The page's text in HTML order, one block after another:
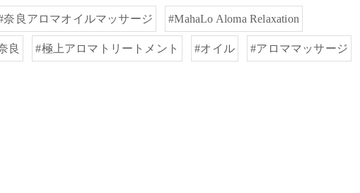
奈良アロマオイルマッサージ #MahaLo Aloma Relaxation
良 #極上アロマトリートメント #オイル #アロママッサージ